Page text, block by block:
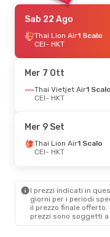
Sab 22 Ago
Thai Lion Air1 Scalo
CEI- HKT
Mer 7 Ott
Thai Vietjet Air1 Scalo
CEI- HKT
Mer 9 Set
Thai Lion Air1 Scalo
CEI- HKT
I prezzi indicati in
giorni per i periodi
il ​​prezzo finale
prezzi sono soggetti